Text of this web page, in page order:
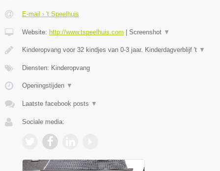
E-mail › 't Speelhuis
Website: http://www.tspeelhuis.com | Screenshot ▼
Kinderopvang voor 32 kindjes van 0-3 jaar. Kinderdagverblijf 't ▼
Diensten: Kinderopvang
Openingstijden ▼
Laatste facebook posts ▼
Sociale media: